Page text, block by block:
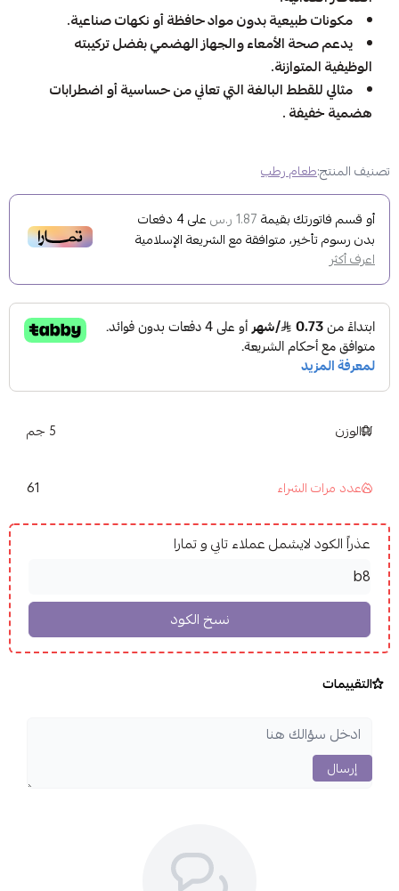
مكونات طبيعية بدون مواد حافظة أو نكهات صناعية.
يدعم صحة الأمعاء والجهاز الهضمي بفضل تركيبته
الوظيفية المتوازنة.
مثالي للقطط البالغة التي تعاني من حساسية أو اضطرابات
هضمية خفيفة .
تصنيف المنتج:طعام رطب
أو قسم فاتورتك بقيمة 1.87 ر.س على4 دفعات
بدون رسوم تأخير، متوافقة مع الشريعة الإسلامية
اعرف أكثر
الوزن 5 جم
عدد مرات الشراء 61
عذراً الكود لايشمل عملاء تابي و تمارا
التقييمات
إرسال